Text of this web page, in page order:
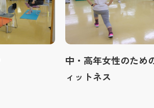
中・高年女性のため
ィットネス